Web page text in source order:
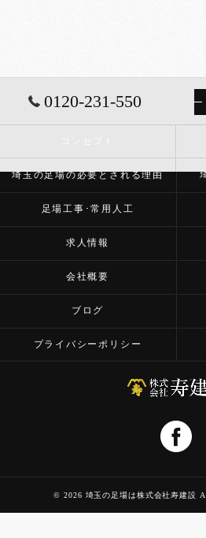
0120-231-550
埼玉の足場の必要とされる理由
足場工事･常用人工
求人情報
会社概要
ブログ
プライバシーポリシー
© 2026 埼玉の足場は株式会社寿建設